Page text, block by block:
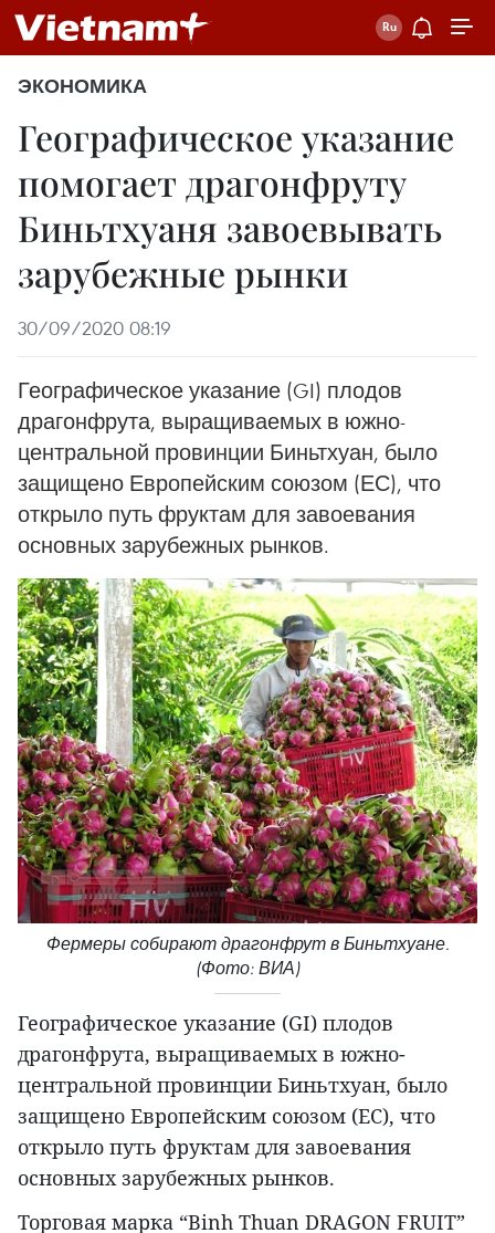
ЭКОНОМИКА
Географическое указание
помогает драгонфруту
Биньтхуаня завоевывать
зарубежные рынки
30/09/2020 08:19
Географическое указание (GI) плодов
драгонфрута, выращиваемых в южно-
центральной провинции Биньтхуан, было
защищено Европейским союзом (ЕС), что
открыло путь фруктам для завоевания
основных зарубежных рынков.
Фермеры собирают драгонфрут в Биньтхуане.
(Фото: ВИА)
Географическое указание (GI) плодов
драгонфрута, выращиваемых в южно-
центральной провинции Биньтхуан, было
защищено Европейским союзом (ЕС), что
открыло путь фруктам для завоевания
основных зарубежных рынков.
Торговая марка “Binh Thuan DRAGON FRUIT”